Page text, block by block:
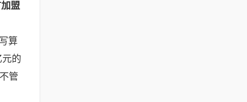
盟
算
元的
管